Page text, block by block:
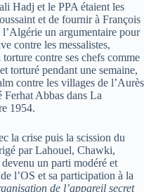
Hadj et le PPA étaient les
et de fournir à François
un argumentaire pour
contre les messalistes,
contre ses chefs comme
torturé pendant une semaine,
contre les villages de l’Aurès
Ferhat Abbas dans La
1954.
la crise puis la scission du
par Lahouel, Chawki,
un parti modéré et
l’OS et sa participation à la
de l’appareil secret